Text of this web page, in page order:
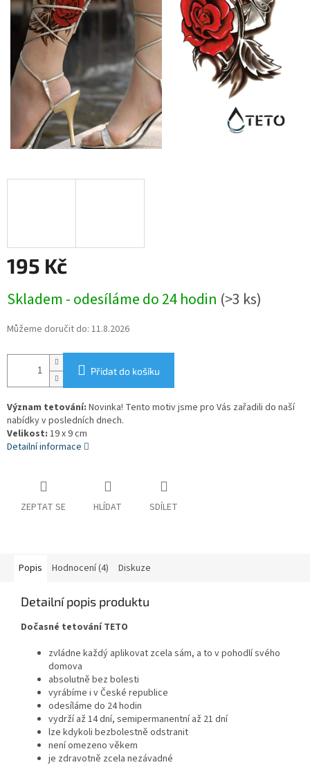
195 Kč
cena:
Skladem - odesíláme do 24 hodin (>3 ks)
Můžeme doručit do: 11.8.2026
Přidat do košíku
Význam tetování: Novinka! Tento motiv jsme pro Vás zařadili do naší
nabídky v posledních dnech.
Velikost: 19 x 9 cm
Detailní informace
ZEPTAT SE HLÍDAT SDÍLET
Popis Hodnocení (4) Diskuze
Detailní popis produktu
Dočasné tetování TETO
zvládne každý aplikovat zcela sám, a to v pohodlí svého
domova
absolutně bez bolesti
vyrábíme i v České republice
odesíláme do 24 hodin
vydrží až 14 dní, semipermanentní až 21 dní
lze kdykoli bezbolestně odstranit
není omezeno věkem
je zdravotně zcela nezávadné